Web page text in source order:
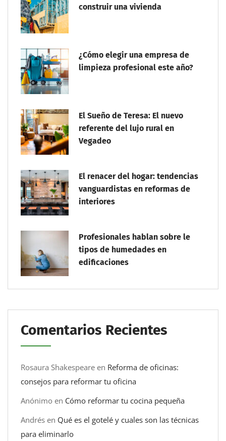
construir una vivienda
¿Cómo elegir una empresa de
limpieza profesional este año?
El Sueño de Teresa: El nuevo
referente del lujo rural en
Vegadeo
El renacer del hogar: tendencias
vanguardistas en reformas de
interiores
Profesionales hablan sobre le
tipos de humedades en
edificaciones
Comentarios Recientes
Rosaura Shakespeare en Reforma de oficinas:
consejos para reformar tu oficina
Anónimo en Cómo reformar tu cocina pequeña
Andrés en Qué es el gotelé y cuales son las técnicas
para eliminarlo